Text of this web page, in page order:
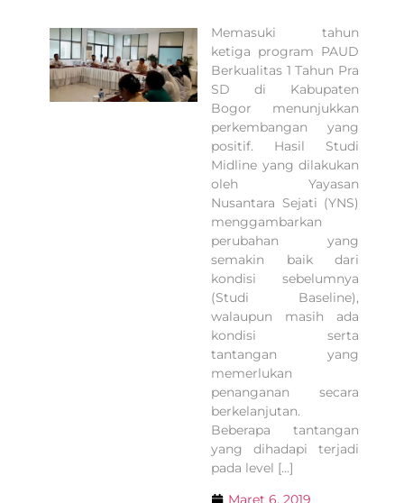
Memasuki tahun
ketiga program PAUD
Berkualitas 1 Tahun Pra
SD di Kabupaten
Bogor menunjukkan
perkembangan yang
positif. Hasil Studi
Midline yang dilakukan
oleh Yayasan
Nusantara Sejati (YNS)
menggambarkan
perubahan yang
semakin baik dari
kondisi sebelumnya
(Studi Baseline),
walaupun masih ada
kondisi serta
tantangan yang
memerlukan
penanganan secara
berkelanjutan.
Beberapa tantangan
yang dihadapi terjadi
pada level […]
Maret 6, 2019